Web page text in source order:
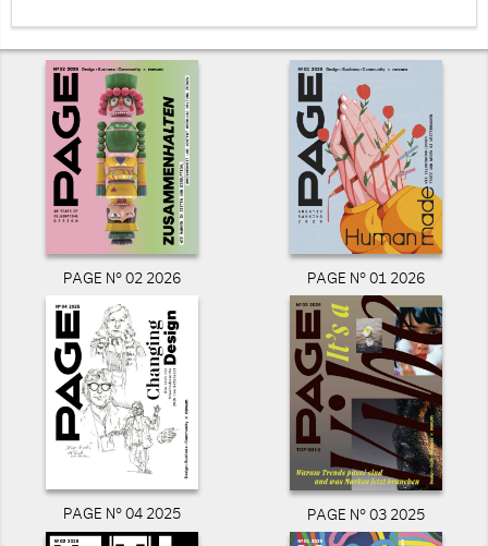
PAGE N° 02 2026 PAGE N° 01 2026
PAGE N° 04 2025 PAGE N° 03 2025